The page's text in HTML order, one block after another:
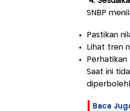
SNBP
Pastikan
Lihat tren
Perhatikan
Saat ini
Baca